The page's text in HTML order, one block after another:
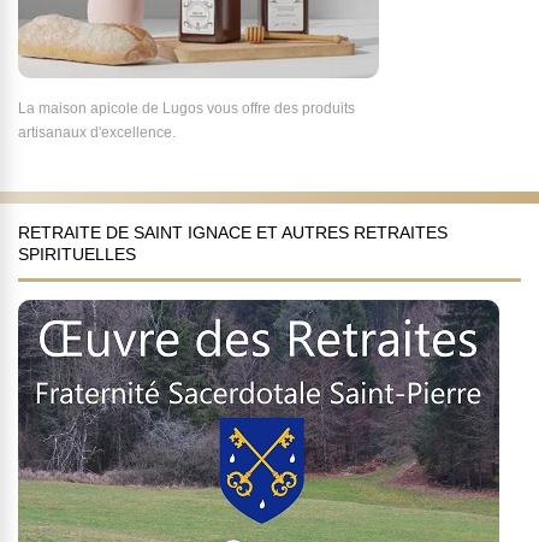
La maison apicole de Lugos vous offre des produits
artisanaux d'excellence.
RETRAITE DE SAINT IGNACE ET AUTRES RETRAITES
SPIRITUELLES